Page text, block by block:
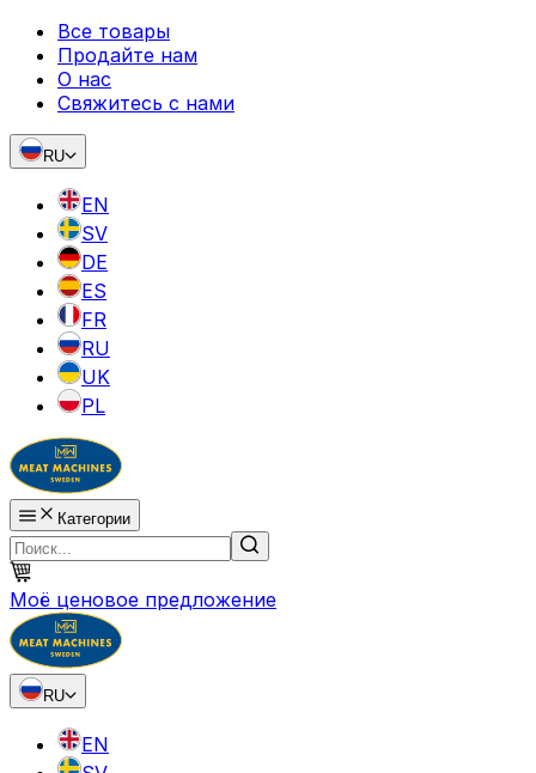
Все товары
Продайте нам
О нас
Свяжитесь с нами
RU
EN
SV
DE
ES
FR
RU
UK
PL
Категории
Моё ценовое предложение
RU
EN